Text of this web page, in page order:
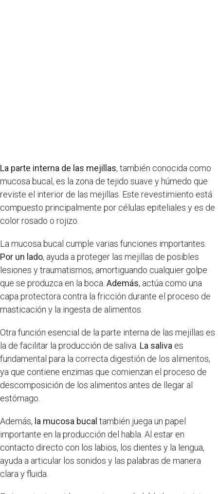
La parte interna de las mejillas, también conocida como
mucosa bucal, es la zona de tejido suave y húmedo que
reviste el interior de las mejillas. Este revestimiento está
compuesto principalmente por células epiteliales y es de
color rosado o rojizo.
La mucosa bucal cumple varias funciones importantes.
Por un lado, ayuda a proteger las mejillas de posibles
lesiones y traumatismos, amortiguando cualquier golpe
que se produzca en la boca. Además, actúa como una
capa protectora contra la fricción durante el proceso de
masticación y la ingesta de alimentos.
Otra función esencial de la parte interna de las mejillas es
la de facilitar la producción de saliva. La saliva es
fundamental para la correcta digestión de los alimentos,
ya que contiene enzimas que comienzan el proceso de
descomposición de los alimentos antes de llegar al
estómago.
Además, la mucosa bucal también juega un papel
importante en la producción del habla. Al estar en
contacto directo con los labios, los dientes y la lengua,
ayuda a articular los sonidos y las palabras de manera
clara y fluida.